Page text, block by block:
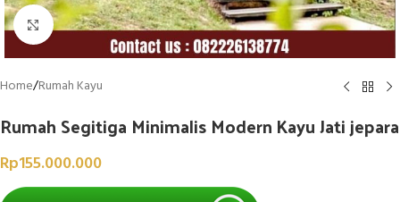
Click to enlarge
Home/Rumah Kayu
Rumah Segitiga Minimalis Modern Kayu Jati jepara
Rp155.000.000